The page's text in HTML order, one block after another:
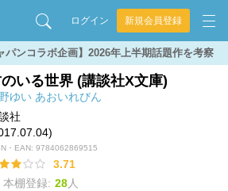
ログイン 新規会員登録
パンコラボ企画】2026年上半期話題作を考察
いる世界 (講談社X文庫)
ゆい あおいれびん
社
・EAN: 9784062869515
3.71
本棚登録: 28人